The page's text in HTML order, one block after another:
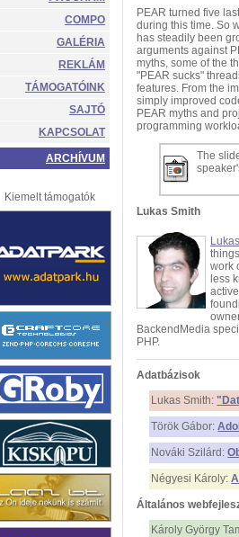
COMPO
GALÉRIA
REKLÁM
TÁMOGATÓINK
SAJTÓ
KAPCSOLAT
ARCHÍVUM
Kiemelt támogatók
PEAR turned five
during this time. So
has steadily been
arguments against
myths, some of the
"PEAR sucks"
features. From the
simply improved
PEAR myths and
programming
The
Lukas Smith
work
less
BackendMedia
PHP.
Adatbázisok
Lukas Smith:
Török Gábor:
Nováki Szilárd:
Négyesi Károly:
Általános
Károly György